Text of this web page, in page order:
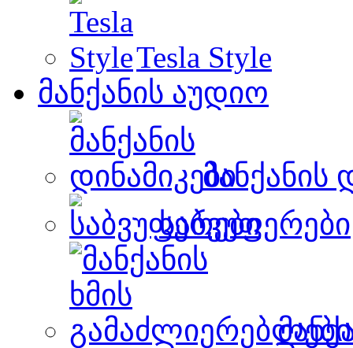
Tesla Style
მანქანის აუდიო
მანქანის
საბვუფერები